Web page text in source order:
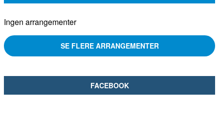
Ingen arrangementer
SE FLERE ARRANGEMENTER
FACEBOOK